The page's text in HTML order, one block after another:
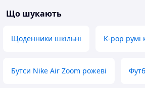
Що шукають
Щоденники шкільні K-pop румі
Бутси Nike Air Zoom рожеві